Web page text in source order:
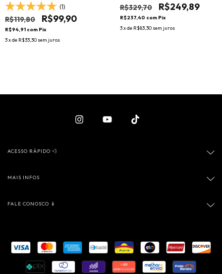
(1)
R$119,80 R$99,90
R$94,91 com Pix
3x de R$33,30 sem juros
R$329,70
R$249,89
R$237,40 com Pix
3x de R$83,30 sem juros
ACESSO RÁPIDO 💨
MAIS INFOS
FALE CONOSCO 📱